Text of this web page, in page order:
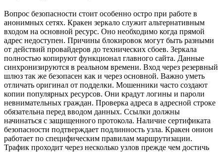
Вопрос безопасности стоит особенно остро при работе в
анонимных сетях. Кракен зеркало служит альтернативным
входом на основной ресурс. Оно необходимо когда прямой
адрес недоступен. Причины блокировок могут быть разными
от действий провайдеров до технических сбоев. Зеркала
полностью копируют функционал главного сайта. Данные
синхронизируются в реальном времени. Вход через резервный
шлюз так же безопасен как и через основной. Важно уметь
отличать оригинал от подделки. Мошенники часто создают
копии популярных ресурсов. Они крадут логины и пароли
невнимательных граждан. Проверка адреса в адресной строке
обязательна перед вводом данных. Ссылки должны
начинаться с защищенного протокола. Наличие сертификата
безопасности подтверждает подлинность узла. Кракен онион
работает по специфическим правилам маршрутизации.
Трафик проходит через несколько узлов прежде чем достичь